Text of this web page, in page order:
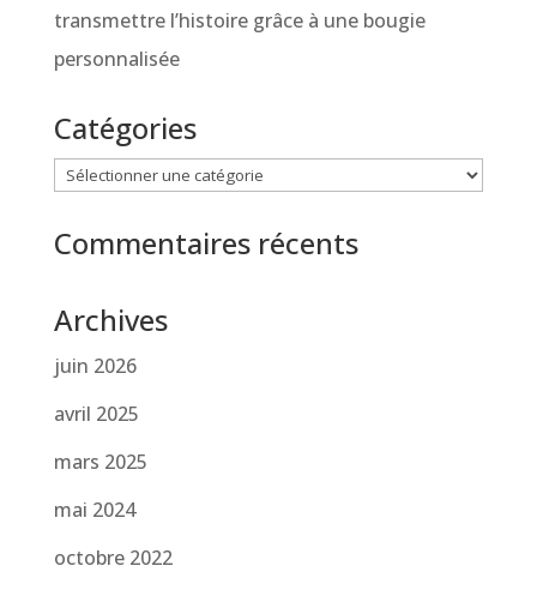
transmettre l’histoire grâce à une bougie
personnalisée
Catégories
Catégories
Commentaires récents
Archives
juin 2026
avril 2025
mars 2025
mai 2024
octobre 2022